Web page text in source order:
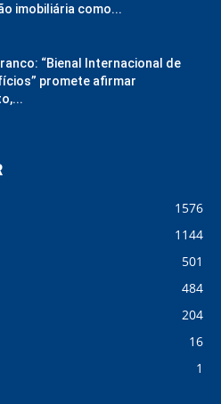
imobiliária como...
“Bienal Internacional de
promete afirmar
1576
1144
501
484
204
16
1